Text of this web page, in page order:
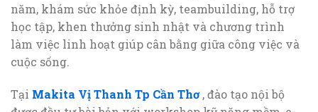
năm, khám sức khỏe định kỳ, teambuilding, hỗ trợ
học tập, khen thưởng sinh nhật và chương trình
làm việc linh hoạt giúp cân bằng giữa công việc và
cuộc sống.
Tại Makita Vị Thanh Tp Cần Thơ, đào tạo nội bộ